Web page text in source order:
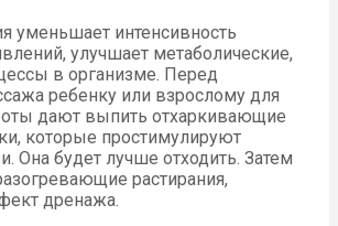
уменьшает интенсивность
улучшает метаболические,
в организме. Перед
ребенку или взрослому для
дают выпить отхаркивающие
которые простимулируют
Она будет лучше отходить. Затем
растирания,
дренажа.